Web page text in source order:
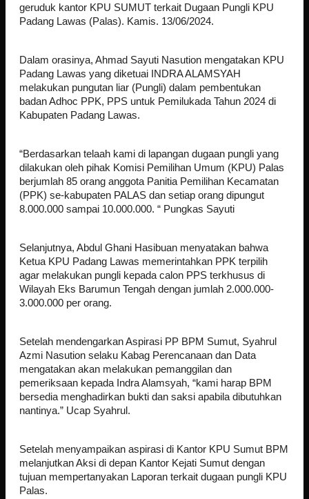
geruduk kantor KPU SUMUT terkait Dugaan Pungli KPU
Padang Lawas (Palas). Kamis. 13/06/2024.
Dalam orasinya, Ahmad Sayuti Nasution mengatakan KPU
Padang Lawas yang diketuai INDRA ALAMSYAH
melakukan pungutan liar (Pungli) dalam pembentukan
badan Adhoc PPK, PPS untuk Pemilukada Tahun 2024 di
Kabupaten Padang Lawas.
“Berdasarkan telaah kami di lapangan dugaan pungli yang
dilakukan oleh pihak Komisi Pemilihan Umum (KPU) Palas
berjumlah 85 orang anggota Panitia Pemilihan Kecamatan
(PPK) se-kabupaten PALAS dan setiap orang dipungut
8.000.000 sampai 10.000.000. “ Pungkas Sayuti
Selanjutnya, Abdul Ghani Hasibuan menyatakan bahwa
Ketua KPU Padang Lawas memerintahkan PPK terpilih
agar melakukan pungli kepada calon PPS terkhusus di
Wilayah Eks Barumun Tengah dengan jumlah 2.000.000-
3.000.000 per orang.
Setelah mendengarkan Aspirasi PP BPM Sumut, Syahrul
Azmi Nasution selaku Kabag Perencanaan dan Data
mengatakan akan melakukan pemanggilan dan
pemeriksaan kepada Indra Alamsyah, “kami harap BPM
bersedia menghadirkan bukti dan saksi apabila dibutuhkan
nantinya.” Ucap Syahrul.
Setelah menyampaikan aspirasi di Kantor KPU Sumut BPM
melanjutkan Aksi di depan Kantor Kejati Sumut dengan
tujuan mempertanyakan Laporan terkait dugaan pungli KPU
Palas.